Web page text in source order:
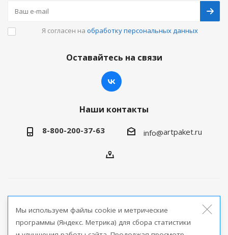
Я согласен на обработку персональных данных
Оставайтесь на связи
Наши контакты
8-800-200-37-63 info@artpaket.ru
продукции
Мы используем файлы cookie и метрические
программы (Яндекс. Метрика) для сбора статистики